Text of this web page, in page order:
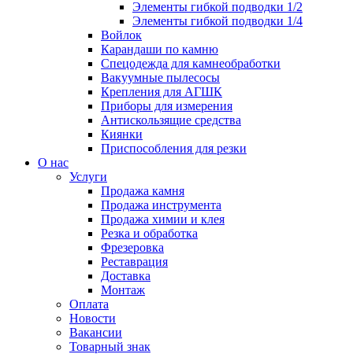
Элементы гибкой подводки 1/2
Элементы гибкой подводки 1/4
Войлок
Карандаши по камню
Спецодежда для камнеобработки
Вакуумные пылесосы
Крепления для АГШК
Приборы для измерения
Антискользящие средства
Киянки
Приспособления для резки
О нас
Услуги
Продажа камня
Продажа инструмента
Продажа химии и клея
Резка и обработка
Фрезеровка
Реставрация
Доставка
Монтаж
Оплата
Новости
Вакансии
Товарный знак